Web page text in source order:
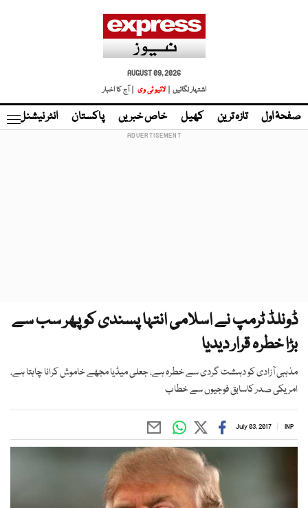
AUGUST 09, 2026
اشتہار لگائیں |
لائیو ٹی وی | آج کا اخبار
صفحۂ اول تازہ ترین کھیل خاص خبریں پاکستان انٹر نیشنل
ڈونلڈ ٹرمپ نے اسلامی انتہا پسندی کو پھر سب سے
بڑا خطرہ قرار دیدیا
مذہبی آزادی کو دہشت گردی سے خطرہ ہے، جعلی میڈیا مجھے خاموش کرانا چاہتا ہے،
امریکی صدر کاسابق فوجیوں سے خطاب
INP
July 03, 2017